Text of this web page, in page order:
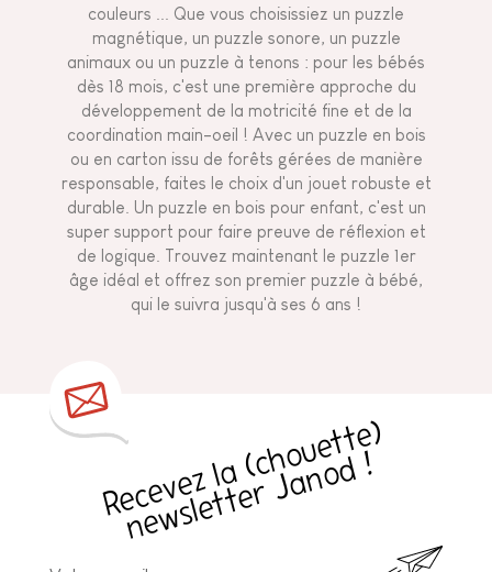
couleurs ... Que vous choisissiez un puzzle
magnétique, un puzzle sonore, un puzzle
animaux ou un puzzle à tenons : pour les bébés
dès 18 mois, c'est une première approche du
développement de la motricité fine et de la
coordination main-oeil ! Avec un puzzle en bois
ou en carton issu de forêts gérées de manière
responsable, faites le choix d'un jouet robuste et
durable. Un puzzle en bois pour enfant, c'est un
super support pour faire preuve de réflexion et
de logique. Trouvez maintenant le puzzle 1er
âge idéal et offrez son premier puzzle à bébé,
qui le suivra jusqu'à ses 6 ans !
R
e
c
e
v
e
z
l
a
(
c
h
o
u
e
t
t
e
)
n
e
w
sl
e
t
t
e
r
J
a
n
o
d
!